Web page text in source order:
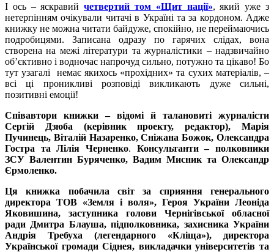
І ось – яскравийчетвертий том «Щит нації», який уже з
нетерпінням очікували читачі в Україні та за кордоном. Адже
книжку не можна читати байдуже, спокійно, не переймаючись
подробицями. Записана одразу по гарячих слідах, вона
створена на межі літератури та журналістики – надзвичайно
об’єктивно і водночас напрочуд сильно, потужно та цікаво! Бо
тут узагалі немає якихось «прохідних» та сухих матеріалів, –
всі ці проникливі розповіді викликають дуже сильні,
позитивні емоції!
Співавтори книжки – відомі й талановиті журналісти
Сергій Дзюба (керівник проекту, редактор), Марія
Пучинець, Віталій Назаренко, Сніжана Божок, Олександра
Гостра та Лілія Черненко. Консультанти – полковники
ЗСУ Валентин Буряченко, Вадим Мисник та Олександр
Єрмоленко.
Ця книжка побачила світ за сприяння генерального
директора ТОВ «Земля і воля», Героя України Леоніда
Яковишина, заступника голови Чернігівської обласної
ради Дмитра Блауша, підполковника, захисника України
Андрія Требуха (легендарного «Кліща»), директора
Української громади Сіднея, викладачки університетів та